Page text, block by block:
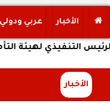
الأخبار عربي ودولي
لهيئة التأمين
الأخبار